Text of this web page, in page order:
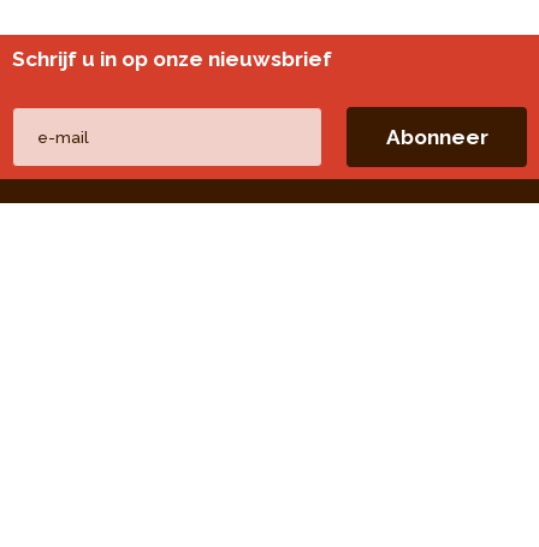
Schrijf u in op onze nieuwsbrief